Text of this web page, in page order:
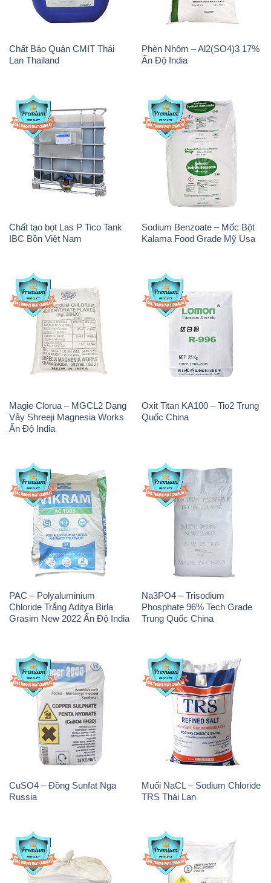
Chất tạo bọt Las P Tico Tank
IBC Bồn Việt Nam
Sodium Benzoate – Mốc Bột
Kalama Food Grade Mỹ Usa
Magie Clorua – MGCL2 Dạng
Vảy Shreeji Magnesia Works
Ấn Độ India
Oxit Titan KA100 – Tio2 Trung
PAC – Polyaluminium
Chloride Trắng Aditya Birla
Grasim New 2022 Ấn Độ India
Phosphate 96% Tech Grade
Trung Quốc China
CuSO4 – Đồng Sunfat Nga
Muối NaCL – Sodium Chloride
TRS Thái Lan